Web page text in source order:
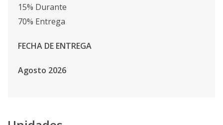
15% Durante
70% Entrega
FECHA DE ENTREGA
Agosto 2026